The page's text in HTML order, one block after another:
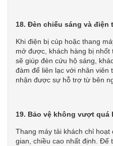
18. Đèn chiếu sáng và điện
Khi điện bị cúp hoặc thang
mở được, khách hàng bị
sẽ giúp đèn cứu hộ sáng,
đàm để liên lạc với nhân
nhận được sự hỗ trợ từ bên
19. Bảo vệ không vượt quá
Thang máy tải khách chỉ
gian, chiều cao nhất định. Để